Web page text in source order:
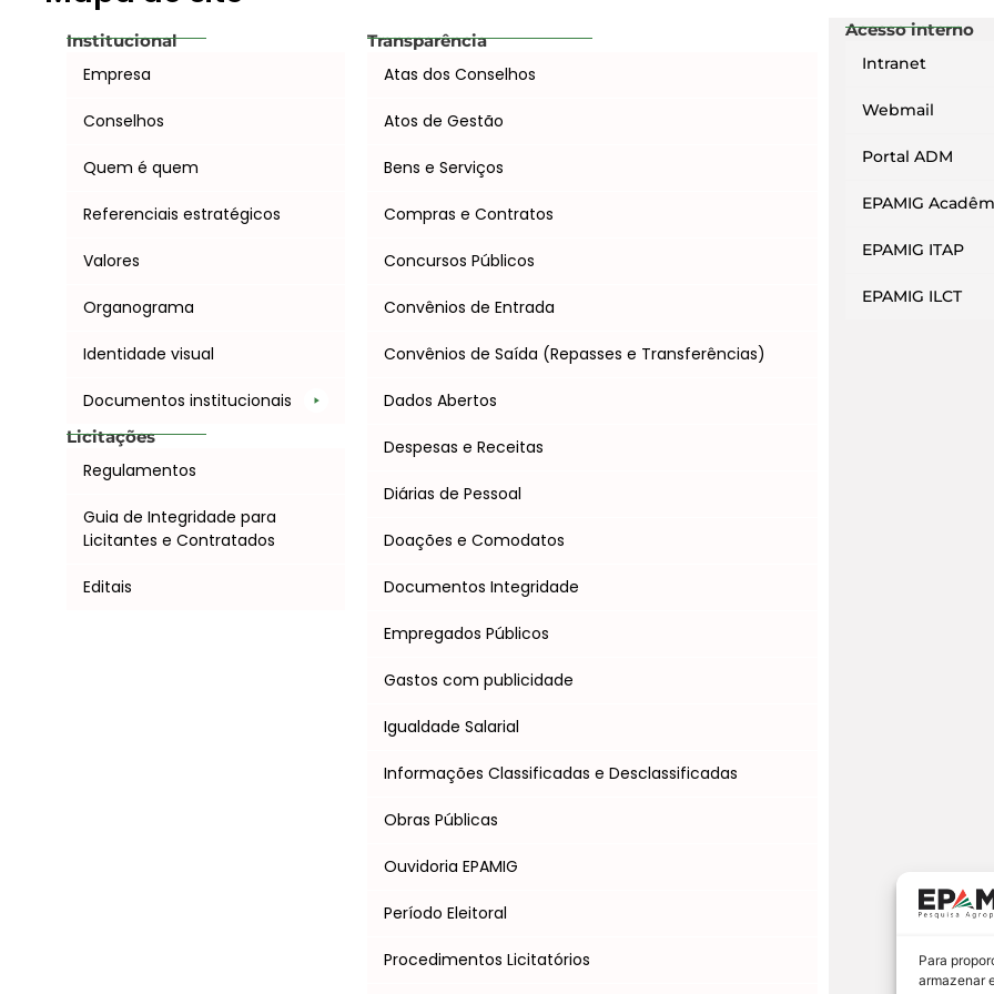
Para
armazenar
Institucional
Empresa
Conselhos
Quem é quem
Referenciais estratégicos
Valores
Organograma
Identidade visual
Documentos institucionais
Licitações
Regulamentos
Guia de Integridade para
Licitantes e Contratados
Editais
Transparência
Atas dos Conselhos
Atos de Gestão
Bens e Serviços
Compras e Contratos
Concursos Públicos
Convênios de Entrada
Convênios de Saída (Repasses e Transferências)
Dados Abertos
Despesas e Receitas
Diárias de Pessoal
Doações e Comodatos
Documentos Integridade
Empregados Públicos
Gastos com publicidade
Igualdade Salarial
Informações Classificadas e Desclassificadas
Obras Públicas
Ouvidoria EPAMIG
Período Eleitoral
Procedimentos Licitatórios
Acesso interno
Intranet
Webmail
Portal ADM
EPAMIG
EPAMIG ITAP
EPAMIG ILCT